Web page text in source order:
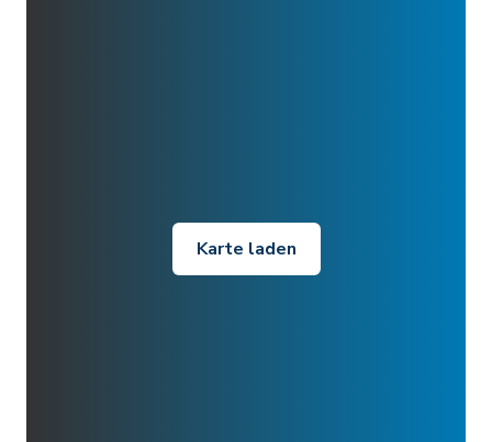
Karte laden